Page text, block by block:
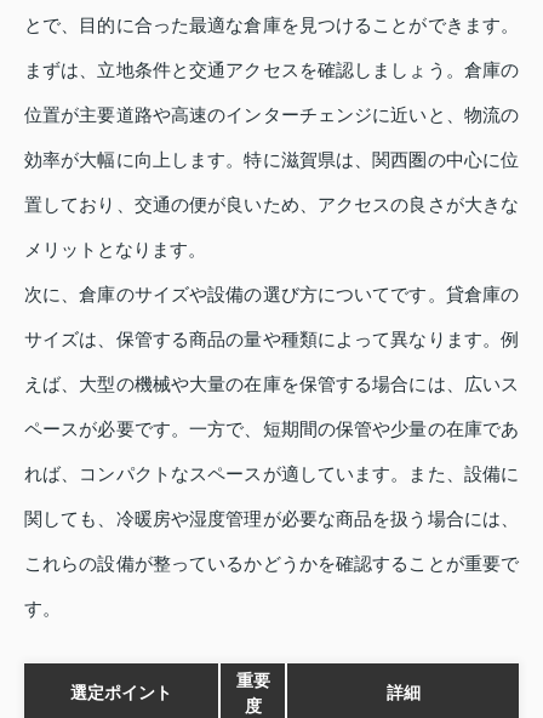
とで、目的に合った最適な倉庫を見つけることができます。
まずは、立地条件と交通アクセスを確認しましょう。倉庫の
位置が主要道路や高速のインターチェンジに近いと、物流の
効率が大幅に向上します。特に滋賀県は、関西圏の中心に位
置しており、交通の便が良いため、アクセスの良さが大きな
メリットとなります。
次に、倉庫のサイズや設備の選び方についてです。貸倉庫の
サイズは、保管する商品の量や種類によって異なります。例
えば、大型の機械や大量の在庫を保管する場合には、広いス
ペースが必要です。一方で、短期間の保管や少量の在庫であ
れば、コンパクトなスペースが適しています。また、設備に
関しても、冷暖房や湿度管理が必要な商品を扱う場合には、
これらの設備が整っているかどうかを確認することが重要で
す。
選定ポイント
重要
度
詳細